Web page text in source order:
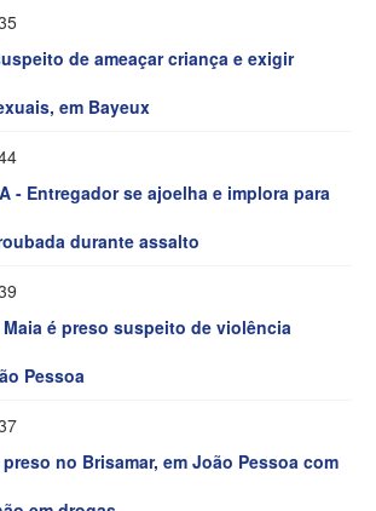
de ameaçar criança e exigir
em Bayeux
- Entregador se ajoelha e implora para
durante assalto
é preso suspeito de violência
Pessoa
preso no Brisamar, em João Pessoa com